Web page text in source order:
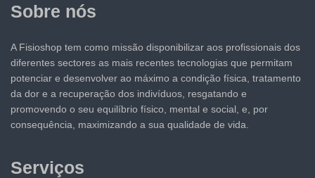
Sobre nós
A Fisioshop tem como missão disponibilizar aos profissionais dos
diferentes sectores as mais recentes tecnologias que permitam
potenciar e desenvolver ao máximo a condição física, tratamento
da dor e a recuperação dos indivíduos, resgatando e
promovendo o seu equilíbrio físico, mental e social, e, por
consequência, maximizando a sua qualidade de vida.
Serviços